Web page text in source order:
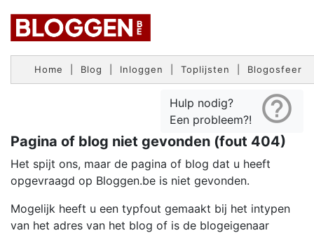
Home Blog Inloggen Toplijsten Blogosfeer
help_outline
Hulp nodig?
Een probleem?!
Pagina of blog niet gevonden (fout 404)
Het spijt ons, maar de pagina of blog dat u heeft
opgevraagd op Bloggen.be is niet gevonden.
Mogelijk heeft u een typfout gemaakt bij het intypen
van het adres van het blog of is de blogeigenaar